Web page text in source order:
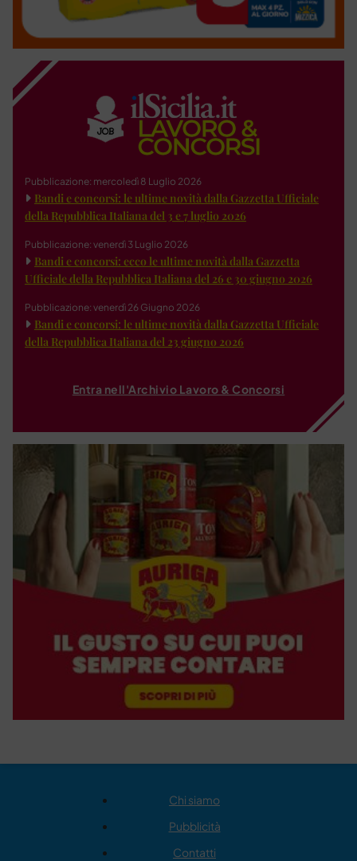
Pubblicazione: mercoledì 8 Luglio 2026
Bandi e concorsi: le ultime novità dalla Gazzetta Ufficiale
della Repubblica Italiana del 3 e 7 luglio 2026
Pubblicazione: venerdì 3 Luglio 2026
Bandi e concorsi: ecco le ultime novità dalla Gazzetta
Ufficiale della Repubblica Italiana del 26 e 30 giugno 2026
Pubblicazione: venerdì 26 Giugno 2026
Bandi e concorsi: le ultime novità dalla Gazzetta Ufficiale
della Repubblica Italiana del 23 giugno 2026
Entra nell'Archivio Lavoro & Concorsi
Chi siamo
Pubblicità
Contatti